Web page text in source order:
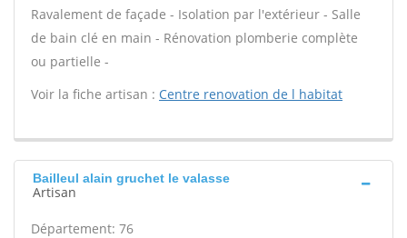
Ravalement de façade - Isolation par l'extérieur - Salle
de bain clé en main - Rénovation plomberie complète
ou partielle -
Voir la fiche artisan : Centre renovation de l habitat
Bailleul alain gruchet le valasse
Artisan
Département: 76